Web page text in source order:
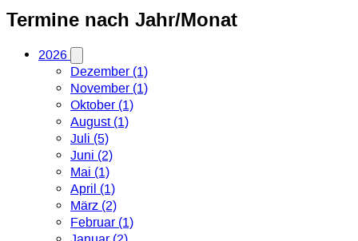
Termine nach Jahr/Monat
2026
Dezember (1)
November (1)
Oktober (1)
August (1)
Juli (5)
Juni (2)
Mai (1)
April (1)
März (2)
Februar (1)